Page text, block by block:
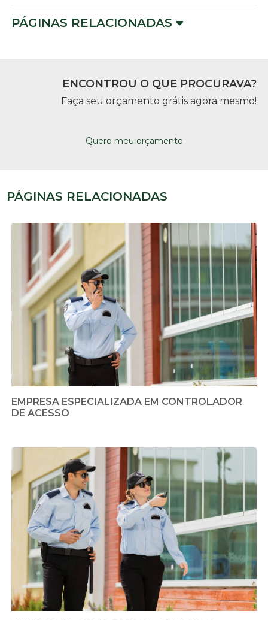
PÁGINAS RELACIONADAS
ENCONTROU O QUE PROCURAVA?
Faça seu orçamento grátis agora mesmo!
Quero meu orçamento
PÁGINAS RELACIONADAS
EMPRESA ESPECIALIZADA EM CONTROLADOR
DE ACESSO